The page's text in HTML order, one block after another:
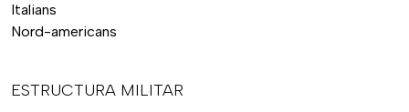
Italians
Nord-americans
ESTRUCTURA MILITAR